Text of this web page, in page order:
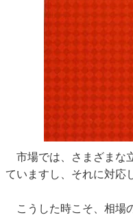
市場では、さまざまな
ていますし、それに対応
こうした時こそ、相場